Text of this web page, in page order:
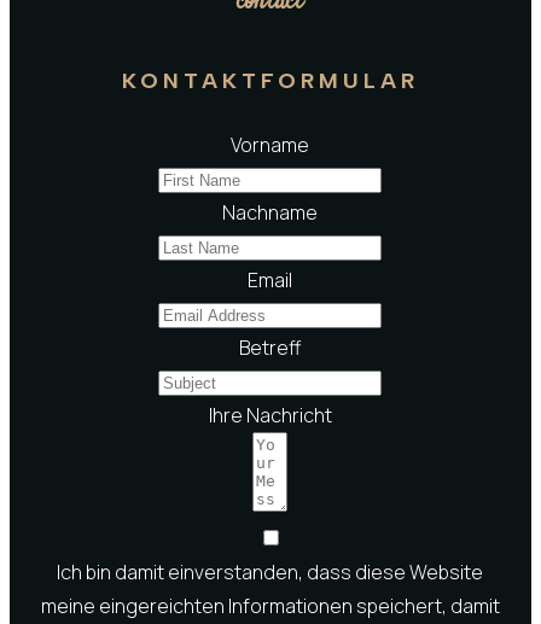
KONTAKTFORMULAR
Vorname
Nachname
Email
Betreff
Ihre Nachricht
Ich bin damit einverstanden, dass diese Website
meine eingereichten Informationen speichert, damit